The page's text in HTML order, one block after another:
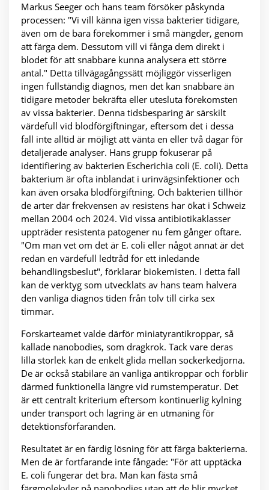
Markus Seeger och hans team försöker påskynda
processen: "Vi vill känna igen vissa bakterier tidigare,
även om de bara förekommer i små mängder, genom
att färga dem. Dessutom vill vi fånga dem direkt i
blodet för att snabbare kunna analysera ett större
antal." Detta tillvägagångssätt möjliggör visserligen
ingen fullständig diagnos, men det kan snabbare än
tidigare metoder bekräfta eller utesluta förekomsten
av vissa bakterier. Denna tidsbesparing är särskilt
värdefull vid blodförgiftningar, eftersom det i dessa
fall inte alltid är möjligt att vänta en eller två dagar för
detaljerade analyser. Hans grupp fokuserar på
identifiering av bakterien Escherichia coli (E. coli). Detta
bakterium är ofta inblandat i urinvägsinfektioner och
kan även orsaka blodförgiftning. Och bakterien tillhör
de arter där frekvensen av resistens har ökat i Schweiz
mellan 2004 och 2024. Vid vissa antibiotikaklasser
uppträder resistenta patogener nu fem gånger oftare.
"Om man vet om det är E. coli eller något annat är det
redan en värdefull ledtråd för ett inledande
behandlingsbeslut", förklarar biokemisten. I detta fall
kan de verktyg som utvecklats av hans team halvera
den vanliga diagnos tiden från tolv till cirka sex
timmar.
Forskarteamet valde därför miniatyrantikroppar, så
kallade nanobodies, som dragkrok. Tack vare deras
lilla storlek kan de enkelt glida mellan sockerkedjorna.
De är också stabilare än vanliga antikroppar och förblir
därmed funktionella längre vid rumstemperatur. Det
är ett centralt kriterium eftersom kontinuerlig kylning
under transport och lagring är en utmaning för
detektionsförfaranden.
Resultatet är en färdig lösning för att färga bakterierna.
Men de är fortfarande inte fångade: "För att upptäcka
E. coli fungerar det bra. Man kan fästa små